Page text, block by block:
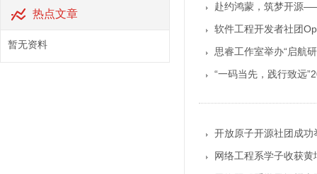
热点文章
暂无资料
赴约鸿蒙，筑梦开源
软件工程开发者社团
思睿工作室举办“启航
“一码当先，践行致远
开放原子开源社团成功
网络工程系学子收获